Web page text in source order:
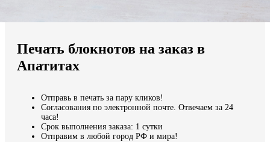
Мы доставляем по всему миру
Продолжить без города
Печать блокнотов на заказ в
Апатитах
Отправь в печать за пару кликов!
Согласования по электронной почте. Отвечаем за 24
часа!
Срок выполнения заказа: 1 сутки
Отправим в любой город РФ и мира!